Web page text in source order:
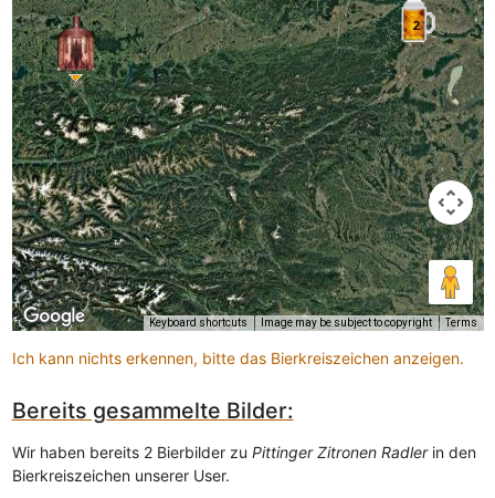
2
Keyboard shortcuts Image may be subject to copyright Terms
Ich kann nichts erkennen, bitte das Bierkreiszeichen anzeigen.
Bereits gesammelte Bilder:
Wir haben bereits 2 Bierbilder zu Pittinger Zitronen Radlerin den
Bierkreiszeichen unserer User.